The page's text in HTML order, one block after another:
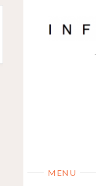
MENU